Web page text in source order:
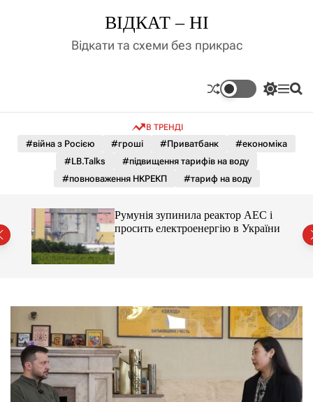
д
у
ВІДКАТ – НІ
Відкати та схеми без прикрас
П
м
к
а
о
л
ь
г
о
р
е
ж
и
м
М П
В ТРЕНДІ
#війна з Росією #гроші #Приватбанк
#економіка
#LB.Talks
#підвищення тарифів на воду
#повноваження НКРЕКП
#тариф на воду
Румунія зупинила реактор АЕС і
просить електроенергію в України